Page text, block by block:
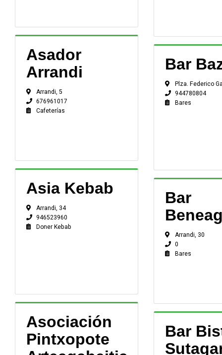
Asador
Arrandi
Arrandi, 5
676961017
Cafeterías
Asia Kebab
Arrandi, 34
946523960
Doner Kebab
Asociación
Pintxopote
Bar
Plza. Federico
944780804
Bares
Bar
Arrandi, 30
0
Bares
Bar